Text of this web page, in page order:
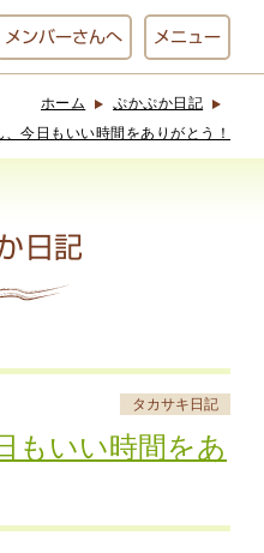
メンバーさんへ メニュー
ぷかぷか
アート屋
わんど
ぷかぷかさんと
ホーム
ぷかぷか日記
今日もいい時間をありがとう！
日記
タカサキ日記
もいい時間をあ